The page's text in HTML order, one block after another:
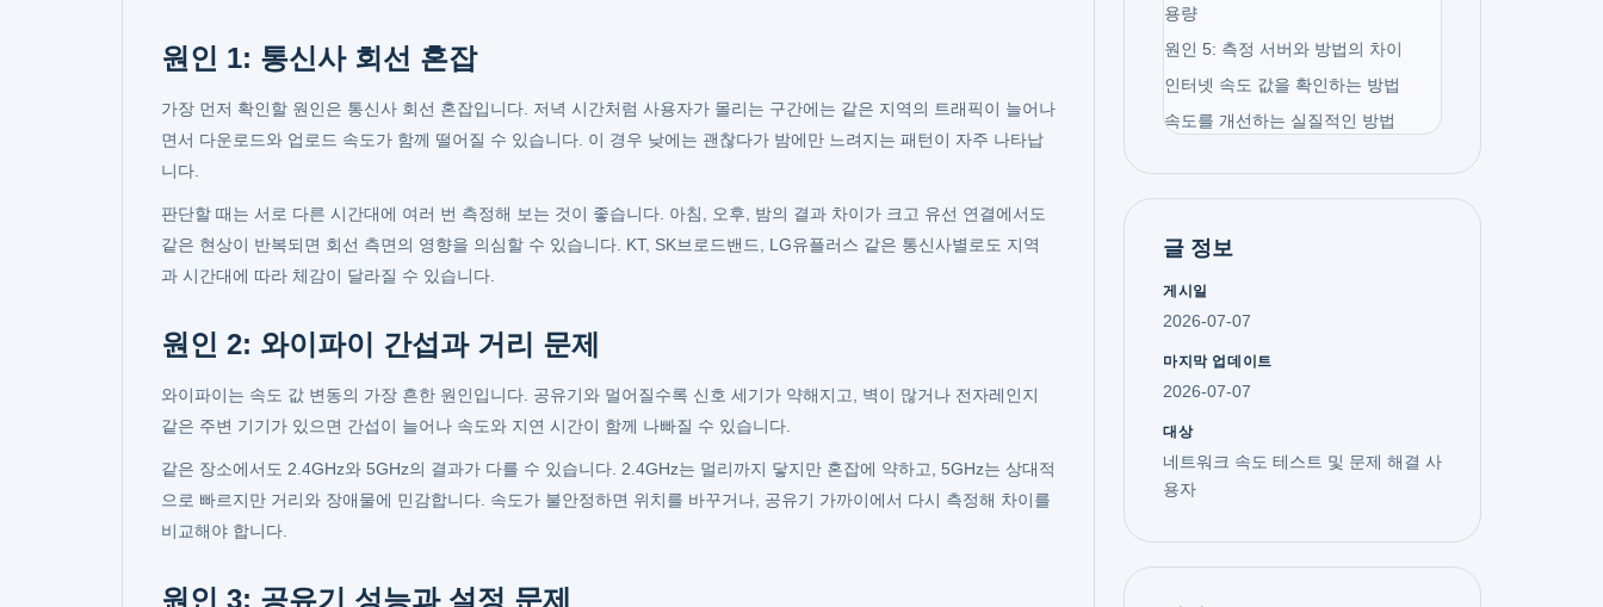
원인 1: 통신사 회선 혼잡
가장 먼저 확인할 원인은 통신사 회선 혼잡입니다. 저녁 시간처럼 사용자가 몰리는 구간에는 같은 지역의 트래픽이 늘어나
면서 다운로드와 업로드 속도가 함께 떨어질 수 있습니다. 이 경우 낮에는 괜찮다가 밤에만 느려지는 패턴이 자주 나타납
니다.
판단할 때는 서로 다른 시간대에 여러 번 측정해 보는 것이 좋습니다. 아침, 오후, 밤의 결과 차이가 크고 유선 연결에서도
같은 현상이 반복되면 회선 측면의 영향을 의심할 수 있습니다. KT, SK브로드밴드, LG유플러스 같은 통신사별로도 지역
과 시간대에 따라 체감이 달라질 수 있습니다.
원인 2: 와이파이 간섭과 거리 문제
와이파이는 속도 값 변동의 가장 흔한 원인입니다. 공유기와 멀어질수록 신호 세기가 약해지고, 벽이 많거나 전자레인지
같은 주변 기기가 있으면 간섭이 늘어나 속도와 지연 시간이 함께 나빠질 수 있습니다.
같은 장소에서도 2.4GHz와 5GHz의 결과가 다를 수 있습니다. 2.4GHz는 멀리까지 닿지만 혼잡에 약하고, 5GHz는 상대적
으로 빠르지만 거리와 장애물에 민감합니다. 속도가 불안정하면 위치를 바꾸거나, 공유기 가까이에서 다시 측정해 차이를
비교해야 합니다.
원인 3: 공유기 성능과 설정 문제
용량
원인 5: 측정 서버와 방법의 차이
인터넷 속도 값을 확인하는 방법
속도를 개선하는 실질적인 방법
글 정보
게시일
2026-07-07
마지막 업데이트
2026-07-07
대상
네트워크 속도 테스트 및 문제 해결 사
용자